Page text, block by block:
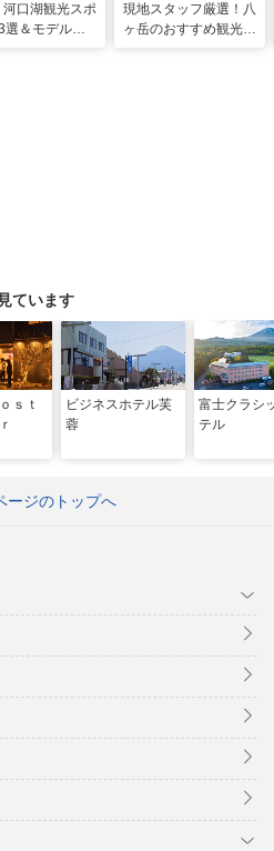
河口湖観光スポ
選＆モデルコ
現地スタッフ厳選！八
ヶ岳のおすすめ観光ス
ています
ｓｔ
ビジネスホテル芙
蓉
富士クラシ
テル
ージのトップへ